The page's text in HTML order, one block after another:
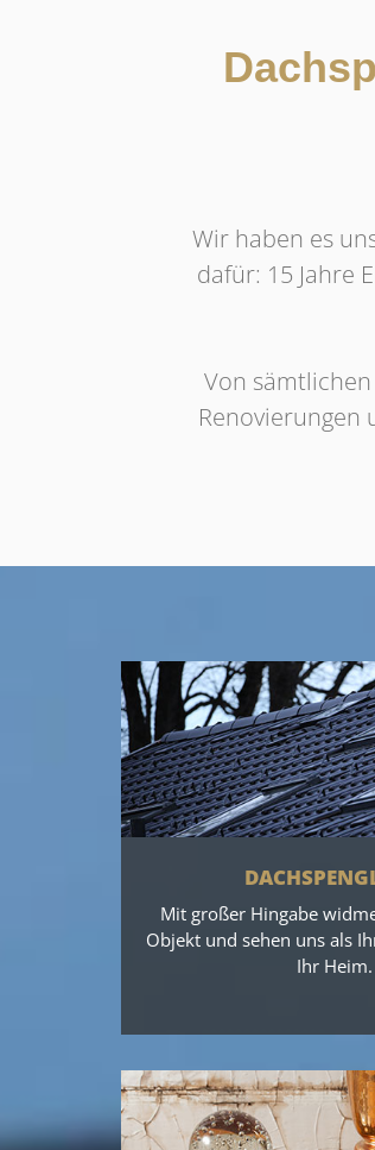
Wir haben es
dafür: 15 Jahre
Von
Renovierungen
Mit großer Hingabe
Objekt und sehen uns als
Ihr Heim.